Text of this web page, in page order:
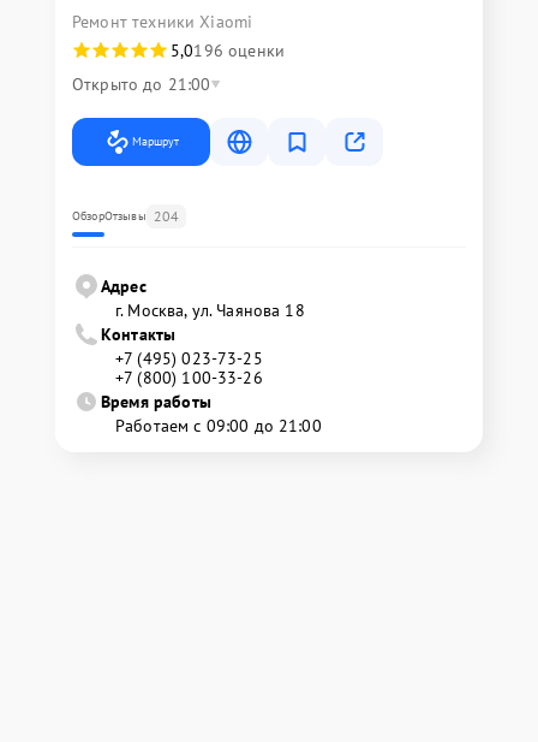
Ремонт техники Xiaomi
5,0196 оценки
Открыто до 21:00
Маршрут
ОбзорОтзывы 204
Адрес
г. Москва, ул. Чаянова 18
Контакты
+7 (495) 023-73-25
+7 (800) 100-33-26
Время работы
Работаем с 09:00 до 21:00